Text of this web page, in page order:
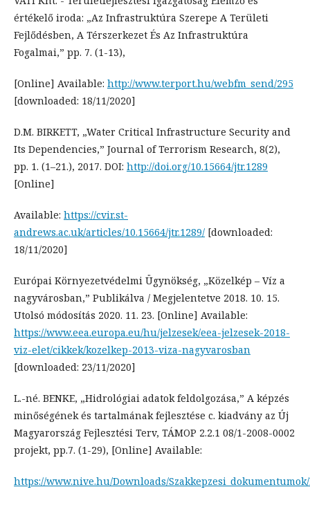
értékelő iroda: „Az Infrastruktúra Szerepe A Területi
Fejlődésben, A Térszerkezet És Az Infrastruktúra
Fogalmai,” pp. 7. (1-13),
[Online] Available: http://www.terport.hu/webfm_send/295
[downloaded: 18/11/2020]
D.M. BIRKETT, „Water Critical Infrastructure Security and
Its Dependencies,” Journal of Terrorism Research, 8(2),
pp. 1. (1–21.), 2017. DOI: http://doi.org/10.15664/jtr.1289
[Online]
Available: https://cvir.st-
andrews.ac.uk/articles/10.15664/jtr.1289/ [downloaded:
18/11/2020]
Európai Környezetvédelmi Ügynökség, „Közelkép – Víz a
nagyvárosban,” Publikálva / Megjelentetve 2018. 10. 15.
Utolsó módosítás 2020. 11. 23. [Online] Available:
https://www.eea.europa.eu/hu/jelzesek/eea-jelzesek-2018-
viz-elet/cikkek/kozelkep-2013-viza-nagyvarosban
[downloaded: 23/11/2020]
L.-né. BENKE, „Hidrológiai adatok feldolgozása,” A képzés
minőségének és tartalmának fejlesztése c. kiadvány az Új
Magyarország Fejlesztési Terv, TÁMOP 2.2.1 08/1-2008-0002
projekt, pp.7. (1-29), [Online] Available:
https://www.nive.hu/Downloads/